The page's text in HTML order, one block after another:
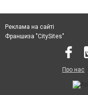
Реклама на сайті
Франшиза "CitySites"
Про нас